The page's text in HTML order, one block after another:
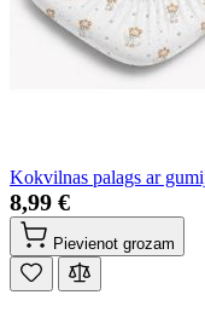
Kokvilnas palags ar
8,99 €
Pievienot grozam